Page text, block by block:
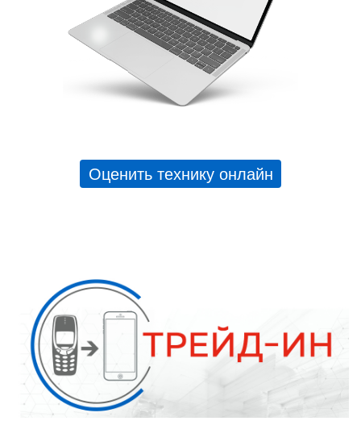
Оценить технику онлайн